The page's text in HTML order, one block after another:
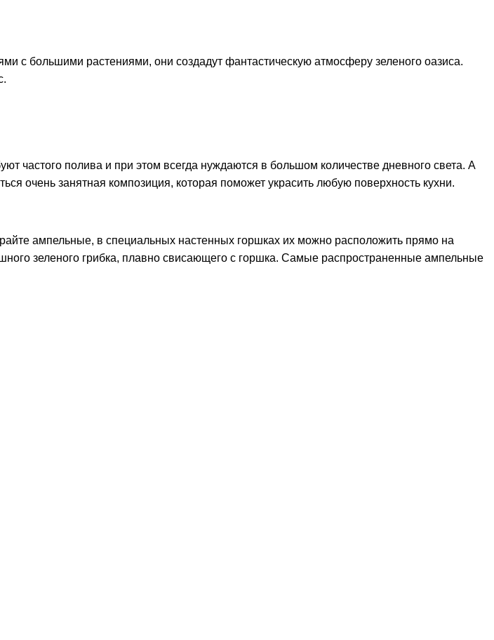
с большими растениями, они создадут фантастическую атмосферу зеленого оазиса.
частого полива и при этом всегда нуждаются в большом количестве дневного света. А
очень занятная композиция, которая поможет украсить любую поверхность кухни.
ампельные, в специальных настенных горшках их можно расположить прямо на
зеленого грибка, плавно свисающего с горшка. Самые распространенные ампельные